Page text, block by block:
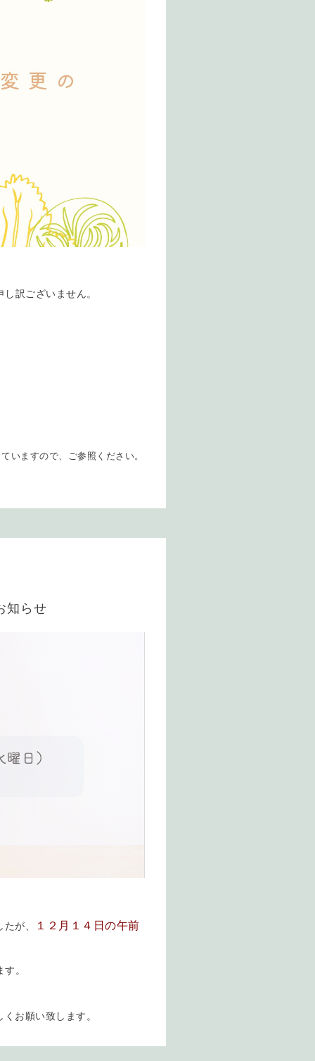
訳ございません。
いますので、ご参照ください。
知らせ
が、 １２月１４日の午前
。
お願い致します。